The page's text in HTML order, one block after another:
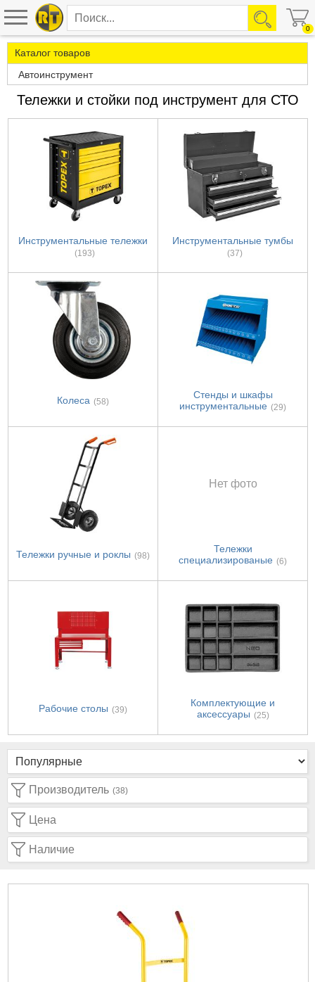
0
Каталог товаров
Автоинструмент
Тележки и стойки под инструмент для СТО
Инструментальные тележки
(193)
Инструментальные тумбы
(37)
Колеса (58)
Стенды и шкафы
инструментальные (29)
Тележки ручные и роклы (98)
Нет фото
Тележки
специализированые (6)
Рабочие столы (39)
Комплектующие и
аксессуары (25)
Производитель (38)
Цена
Наличие